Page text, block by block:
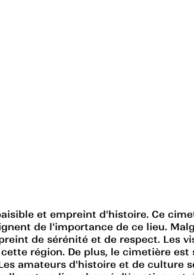
et empreint d'histoire. Ce
de l'importance de ce lieu.
de sérénité et de respect. Les
région. De plus, le cimetière
amateurs d'histoire et de culture